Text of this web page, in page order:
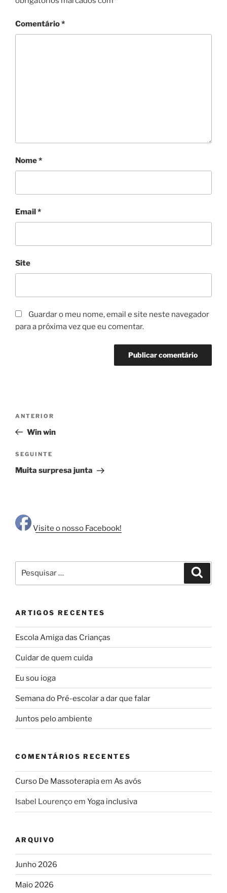
Comentário*
Nome*
Email*
Site
Guardar o meu nome, email e site neste navegador
para a próxima vez que eu comentar.
artigos
Conteúdo
anterior
ANTERIOR
Win win
Conteúdo
seguinte
SEGUINTE
Muita surpresa junta
Visite o nosso Facebook!
por:
ARTIGOS RECENTES
Escola Amiga das Crianças
Cuidar de quem cuida
Eu sou ioga
Semana do Pré-escolar a dar que falar
Juntos pelo ambiente
COMENTÁRIOS RECENTES
Curso De Massoterapiaem As avós
Isabel Lourençoem Yoga inclusiva
ARQUIVO
Junho 2026
Maio 2026